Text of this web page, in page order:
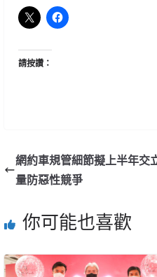
請按讚：
網約車規管細節擬上半年交
量防惡性競爭
你可能也喜歡